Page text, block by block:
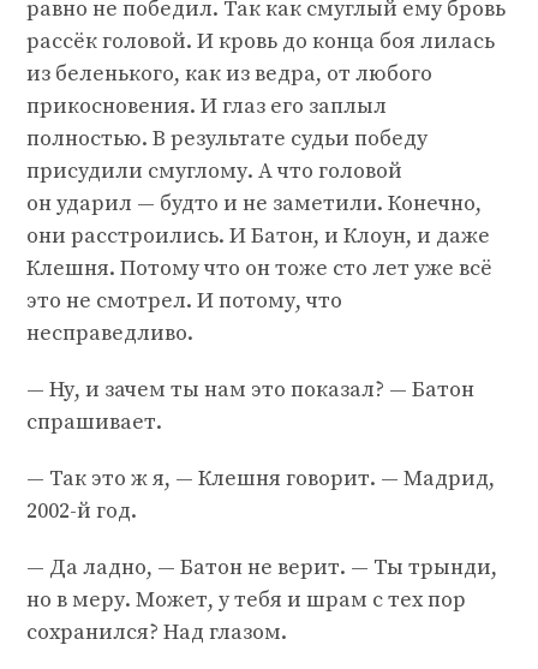
равно не победил. Так как смуглый ему бровь
рассёк головой. И кровь до конца боя лилась
из беленького, как из ведра, от любого
прикосновения. И глаз его заплыл
полностью. В результате судьи победу
присудили смуглому. А что головой
он ударил — будто и не заметили. Конечно,
они расстроились. И Батон, и Клоун, и даже
Клешня. Потому что он тоже сто лет уже всё
это не смотрел. И потому, что
несправедливо.
— Ну, и зачем ты нам это показал? — Батон
спрашивает.
— Так это ж я, — Клешня говорит. — Мадрид,
2002-й год.
— Да ладно, — Батон не верит. — Ты трынди,
но в меру. Может, у тебя и шрам с тех пор
сохранился? Над глазом.